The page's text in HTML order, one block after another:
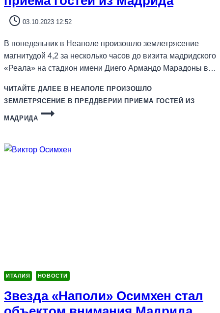
03.10.2023 12:52
В понедельник в Неаполе произошло землетрясение
магнитудой 4,2 за несколько часов до визита мадридского
«Реала» на стадион имени Диего Армандо Марадоны в…
ЧИТАЙТЕ ДАЛЕЕ В НЕАПОЛЕ ПРОИЗОШЛО
ЗЕМЛЕТРЯСЕНИЕ В ПРЕДДВЕРИИ ПРИЕМА ГОСТЕЙ ИЗ
МАДРИДА
ИТАЛИЯ НОВОСТИ
Звезда «Наполи» Осимхен стал